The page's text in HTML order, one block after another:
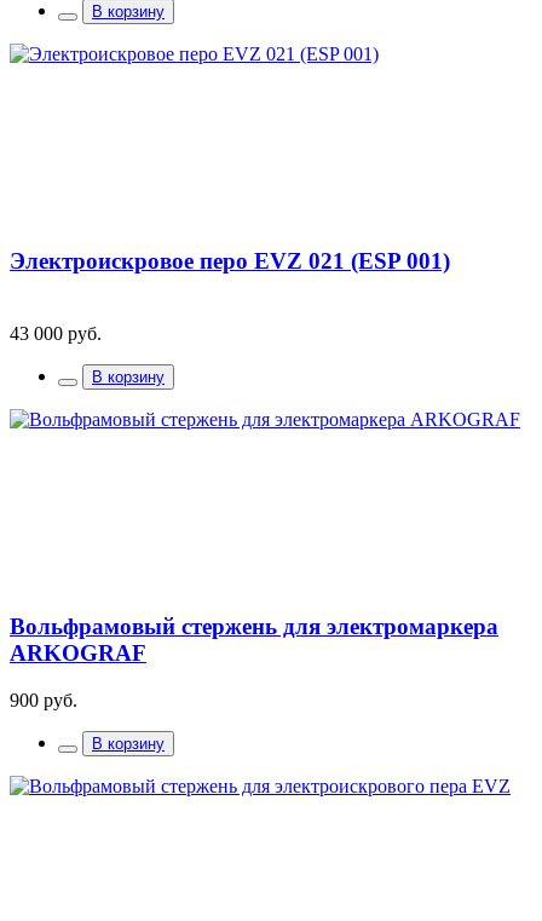
В корзину
Электроискровое перо EVZ 021 (ESP 001)
43 000 руб.
В корзину
Вольфрамовый стержень для электромаркера
ARKOGRAF
900 руб.
В корзину